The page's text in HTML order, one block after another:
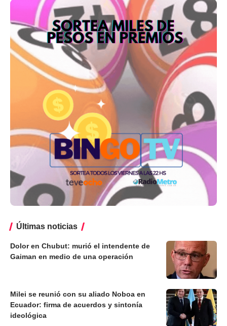
Últimas noticias
Dolor en Chubut: murió el intendente de
Gaiman en medio de una operación
Milei se reunió con su aliado Noboa en
Ecuador: firma de acuerdos y sintonía
ideológica